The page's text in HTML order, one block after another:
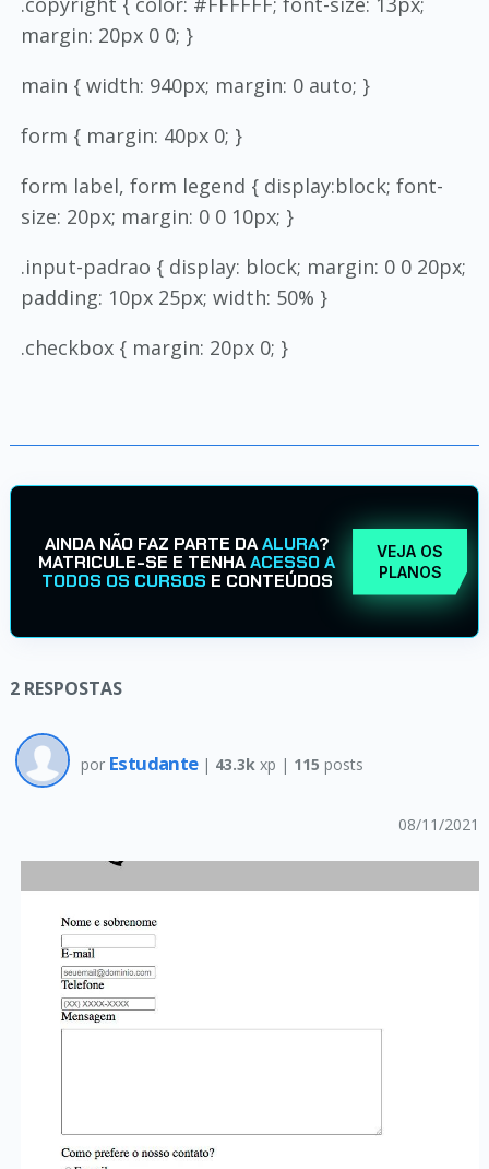
margin: 20px 0 0; }
main { width: 940px; margin: 0 auto; }
form { margin: 40px 0; }
form label, form legend { display:block; font-
size: 20px; margin: 0 0 10px; }
.input-padrao { display: block; margin: 0 0 20px;
padding: 10px 25px; width: 50% }
.checkbox { margin: 20px 0; }
AINDA NÃO FAZ PARTE DAALURA?
MATRICULE-SE E TENHAACESSO A
TODOS OS CURSOS E CONTEÚDOS
VEJA OS
PLANOS
2 RESPOSTAS
por Estudante | 43.3k xp | 115 posts
08/11/2021